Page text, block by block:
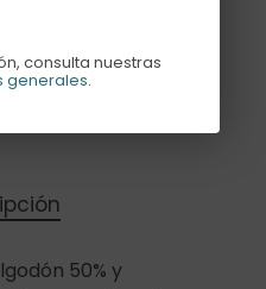
50% y
consulta nuestras
generales.